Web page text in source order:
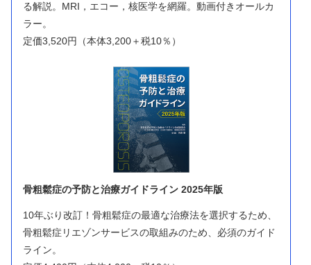
る解説。MRI，エコー，核医学を網羅。動画付きオールカ
ラー。
定価3,520円（本体3,200＋税10％）
骨粗鬆症の予防と治療ガイドライン 2025年版
10年ぶり改訂！骨粗鬆症の最適な治療法を選択するため、
骨粗鬆症リエゾンサービスの取組みのため、必須のガイド
ライン。